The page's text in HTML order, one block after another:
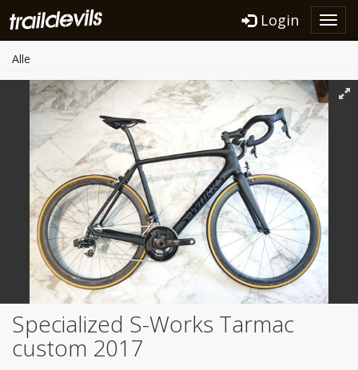
Login
Alle
Specialized S-Works Tarmac
custom 2017